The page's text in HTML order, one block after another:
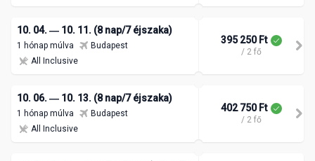
10. 04. ― 10. 11. (8 nap/7 éjszaka)
1 hónap múlva
Budapest
All Inclusive
395 250 Ft
/ 2 fő
10. 06. ― 10. 13. (8 nap/7 éjszaka)
1 hónap múlva
Budapest
All Inclusive
402 750 Ft
/ 2 fő